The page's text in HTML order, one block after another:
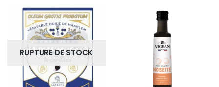
RUPTURE DE STOCK